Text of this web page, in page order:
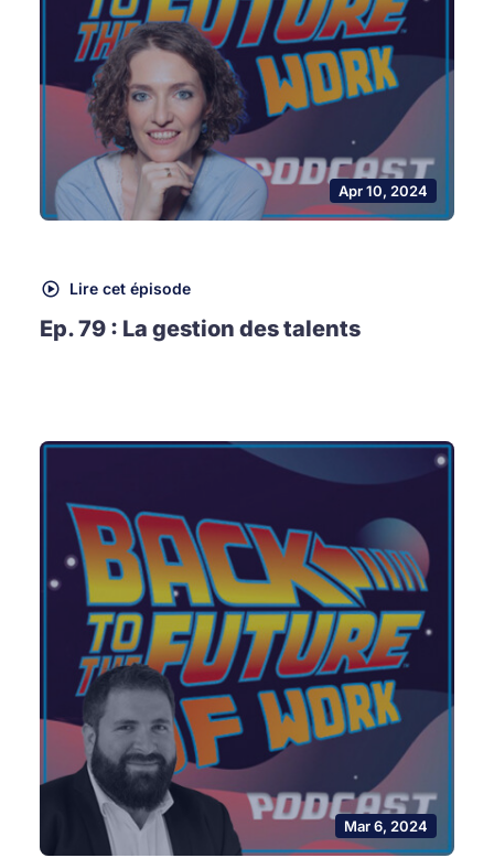
Apr 10, 2024
Lire cet épisode
Ep. 79 : La gestion des talents
Mar 6, 2024